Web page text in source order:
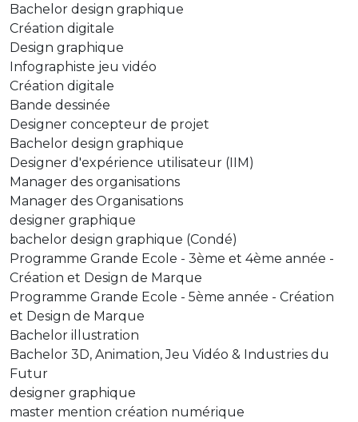
Bachelor design graphique
Création digitale
Design graphique
Infographiste jeu vidéo
Création digitale
Bande dessinée
Designer concepteur de projet
Bachelor design graphique
Designer d'expérience utilisateur (IIM)
Manager des organisations
Manager des Organisations
designer graphique
bachelor design graphique (Condé)
Programme Grande Ecole - 3ème et 4ème année -
Création et Design de Marque
Programme Grande Ecole - 5ème année - Création
et Design de Marque
Bachelor illustration
Bachelor 3D, Animation, Jeu Vidéo & Industries du
Futur
designer graphique
master mention création numérique